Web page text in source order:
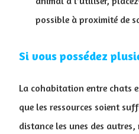
possible à proximité de
Si vous possédez
La cohabitation entre chats
que les ressources soient
distance les unes des